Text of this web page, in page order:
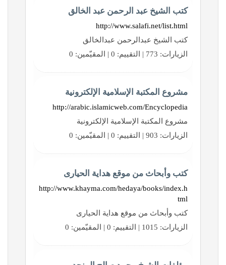
كتب الشيخ عبد الرحمن عبد الخالق
http://www.salafi.net/list.html
كتب الشيخ عبدالرحمن عبدالخالق
الزيارات: 773 | التقييم: 0 | المقيّمين: 0
مشروع المكتبة الإسلامية الإلكترونية
http://arabic.islamicweb.com/Encyclopedia
مشروع المكتبة الإسلامية الإلكترونية
الزيارات: 903 | التقييم: 0 | المقيّمين: 0
كتب وأبحاث من موقع هداية الحيارى
http://www.khayma.com/hedaya/books/index.h
tml
كتب وأبحاث من موقع هداية الحيارى
الزيارات: 1015 | التقييم: 0 | المقيّمين: 0